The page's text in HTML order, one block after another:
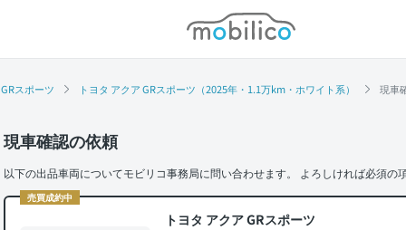
モビリコ
GRスポーツ トヨタ アクア GRスポーツ（2025年・1.1万km・ホワイト系） 現車
現車確認の依頼
以下の出品車両についてモビリコ事務局に問い合わせます。 よろしければ必須の
売買成約中
トヨタ アクア GRスポーツ